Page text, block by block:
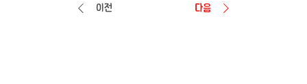
이전 다음